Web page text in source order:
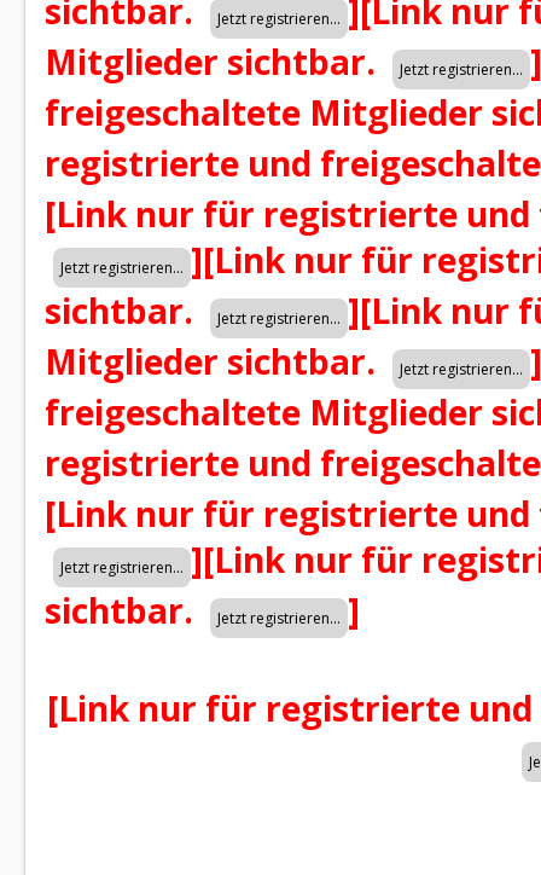
sichtbar.
][Link nur
Mitglieder sichtbar.
]
freigeschaltete Mitglieder
registrierte und
[Link nur für registrierte
][Link nur für
sichtbar.
][Link nur
Mitglieder sichtbar.
]
freigeschaltete Mitglieder
registrierte und
[Link nur für registrierte
][Link nur für
sichtbar.
]
[Link nur für registrierte